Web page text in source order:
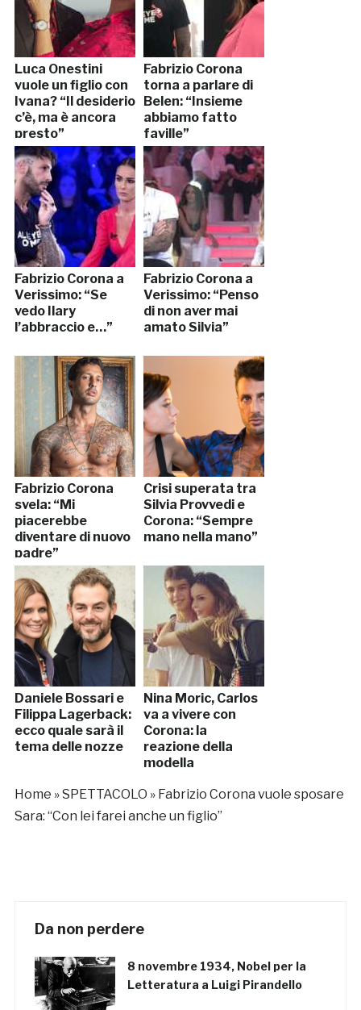
Luca Onestini
vuole un figlio con
Ivana? “Il desiderio
c’è, ma è ancora
presto”
Fabrizio Corona
torna a parlare di
Belen: “Insieme
abbiamo fatto
faville”
Fabrizio Corona a
Verissimo: “Se
vedo Ilary
l’abbraccio e…”
Fabrizio Corona a
Verissimo: “Penso
di non aver mai
amato Silvia”
Fabrizio Corona
svela: “Mi
piacerebbe
diventare di nuovo
padre”
Crisi superata tra
Silvia Provvedi e
Corona: “Sempre
mano nella mano”
Daniele Bossari e
Filippa Lagerback:
ecco quale sarà il
tema delle nozze
Nina Moric, Carlos
va a vivere con
Corona: la
reazione della
modella
Home »SPETTACOLO » Fabrizio Corona vuole sposare
Sara: “Con lei farei anche un figlio”
Da non perdere
8 novembre 1934, Nobel per la
Letteratura a Luigi Pirandello